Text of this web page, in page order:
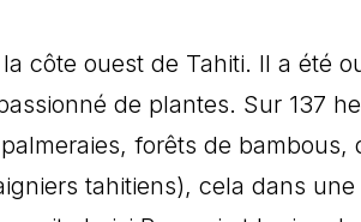
côte ouest de Tahiti. Il a été
de plantes. Sur 137
forêts de bambous,
tahitiens), cela dans